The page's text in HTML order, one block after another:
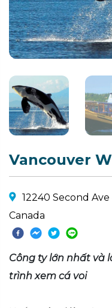
Vancouver
12240 Second
Canada
Công ty lớn nhất và
trình xem cá voi